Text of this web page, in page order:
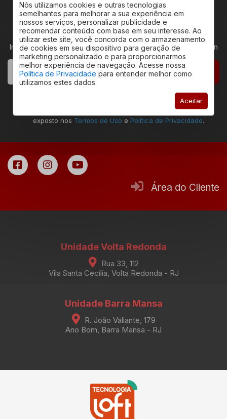
Nós utilizamos cookies e outras tecnologias
semelhantes para melhorar a sua experiência em
nossos serviços, personalizar publicidade e
recomendar conteúdo com base em seu interesse. Ao
utilizar este site, você concorda com o armazenamento
de cookies em seu dispositivo para geração de
marketing personalizado e para proporcionarmos
melhor experiência de navegação. Acesse nossa
Política de Privacidade para entender melhor como
utilizamos estes dados.
Aceitar
RECEBA NOVIDADES
Insira seu email abaixo para receber novidades da Redeplan
CADASTRAR
Declaro estar ciente que a ação de envio deste
formulário permite que eu seja contatado pela
exposto nos Termos de Uso e Política de Privacidade.
Área do Cliente
Unidade Volta Redonda
Rua 33, 112
Vila Santa Cecília, Volta Redonda - RJ
Unidade Barra Mansa
R. João Valiante, 179
Ano Bom, Barra Mansa - RJ